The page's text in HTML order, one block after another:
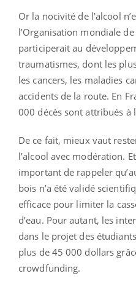
Or la nocivité de l'alcool
l’Organisation mondiale de
participerait au
traumatismes, dont les
les cancers, les maladies
accidents de la route. En
000 décès sont attribués à
De ce fait, mieux vaut
l’alcool avec modération.
important de rappeler
bois n’a été validé
efficace pour limiter la
d’eau. Pour autant, les
dans le projet des
plus de 45 000 dollars
crowdfunding.